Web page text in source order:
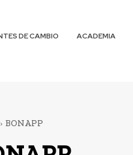
DE CAMBIO ACADEMIA
BONAPP